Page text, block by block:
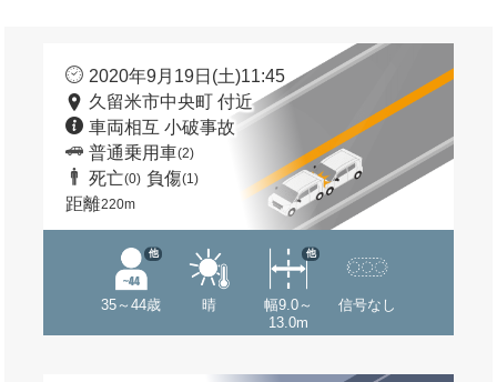
2020年9月19日(土)11:45
久留米市中央町 付近
車両相互 小破事故
普通乗用車(2)
死亡(0) 負傷(1)
距離220m
35～44歳
他
晴
幅9.0～
13.0m
他
信号なし